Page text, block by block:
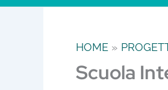
HOME
Scuola